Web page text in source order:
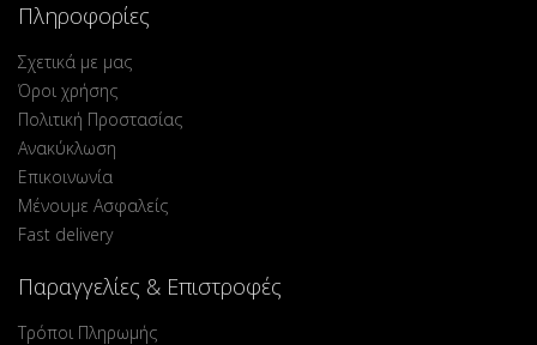
Πληροφορίες
Σχετικά με μας
Όροι χρήσης
Πολιτική Προστασίας
Ανακύκλωση
Επικοινωνία
Μένουμε Ασφαλείς
Fast delivery
Παραγγελίες & Επιστροφές
Τρόποι Πληρωμής